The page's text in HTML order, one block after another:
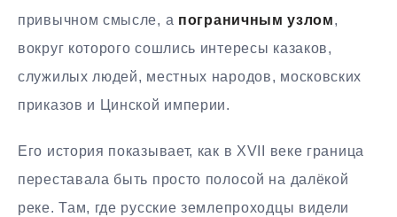
привычном смысле, а пограничным узлом,
вокруг которого сошлись интересы казаков,
служилых людей, местных народов, московских
приказов и Цинской империи.
Его история показывает, как в XVII веке граница
переставала быть просто полосой на далёкой
реке. Там, где русские землепроходцы видели